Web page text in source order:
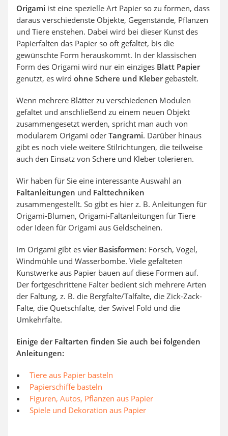
Origami ist eine spezielle Art Papier so zu formen, dass
daraus verschiedenste Objekte, Gegenstände, Pflanzen
und Tiere enstehen. Dabei wird bei dieser Kunst des
Papierfalten das Papier so oft gefaltet, bis die
gewünschte Form herauskommt. In der klassischen
Form des Origami wird nur ein einziges Blatt Papier
genutzt, es wird ohne Schere und Klebergebastelt.
Wenn mehrere Blätter zu verschiedenen Modulen
gefaltet und anschließend zu einem neuen Objekt
zusammengesetzt werden, spricht man auch von
modularem Origami oder Tangrami. Darüber hinaus
gibt es noch viele weitere Stilrichtungen, die teilweise
auch den Einsatz von Schere und Kleber tolerieren.
Wir haben für Sie eine interessante Auswahl an
Faltanleitungen und Falttechniken
zusammengestellt. So gibt es hier z. B. Anleitungen für
Origami-Blumen, Origami-Faltanleitungen für Tiere
oder Ideen für Origami aus Geldscheinen.
Im Origami gibt es vier Basisformen: Forsch, Vogel,
Windmühle und Wasserbombe. Viele gefalteten
Kunstwerke aus Papier bauen auf diese Formen auf.
Der fortgeschrittene Falter bedient sich mehrere Arten
der Faltung, z. B. die Bergfalte/Talfalte, die Zick-Zack-
Falte, die Quetschfalte, der Swivel Fold und die
Umkehrfalte.
Einige der Faltarten finden Sie auch bei folgenden
Anleitungen:
Tiere aus Papier basteln
Papierschiffe basteln
Figuren, Autos, Pflanzen aus Papier
Spiele und Dekoration aus Papier